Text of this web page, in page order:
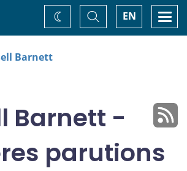
EN
Basculer
la
recherche
Changez
de
Barnett
Barnett -
parutions